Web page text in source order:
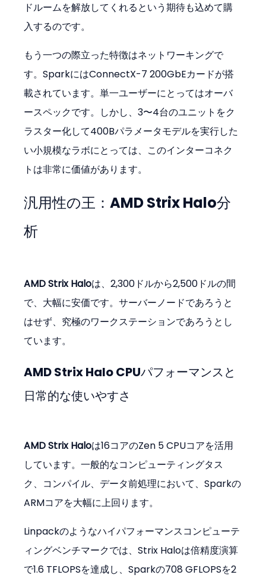
ドルームを解放してくれるという期待も込めて購
入するのです。
もう一つの際立った特徴はネットワーキングで
す。SparkにはConnectX-7 200GbEカードが搭
載されています。単一ユーザーにとってはオーバ
ースペックです。しかし、3〜4台のユニットをク
ラスター化して400Bパラメータモデルを実行した
い小規模なラボにとっては、このインターコネク
トは非常に価値があります。
汎用性の王：AMD Strix Halo分
析
AMD Strix Haloは、2,300ドルから2,500ドルの間
で、大幅に安価です。サーバーノードであろうと
はせず、究極のワークステーションであろうとし
ています。
AMD Strix Halo CPUパフォーマンスと
日常的な使いやすさ
AMD Strix Haloは16コアのZen 5 CPUコアを活用
しています。一般的なコンピューティングタス
ク、コンパイル、データ前処理において、Sparkの
ARMコアを大幅に上回ります。
Linpackのようなハイパフォーマンスコンピューテ
ィングベンチマークでは、Strix Haloは倍精度演算
で1.6 TFLOPSを達成し、Sparkの708 GFLOPSを2